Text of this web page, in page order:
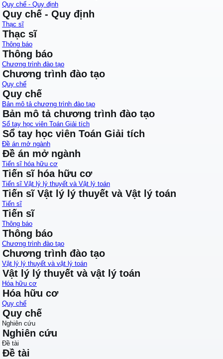
Quy chế - Quy định
Quy chế - Quy định
Thạc sĩ
Thạc sĩ
Thông báo
Thông báo
Chương trình đào tạo
Chương trình đào tạo
Quy chế
Quy chế
Bản mô tả chương trình đào tạo
Bản mô tả chương trình đào tạo
Sổ tay học viên Toán Giải tích
Sổ tay học viên Toán Giải tích
Đề án mở ngành
Đề án mở ngành
Tiến sĩ hóa hữu cơ
Tiến sĩ hóa hữu cơ
Tiến sĩ Vật lý lý thuyết và Vật lý toán
Tiến sĩ Vật lý lý thuyết và Vật lý toán
Tiến sĩ
Tiến sĩ
Thông báo
Thông báo
Chương trình đào tạo
Chương trình đào tạo
Vật lý lý thuyết và vật lý toán
Vật lý lý thuyết và vật lý toán
Hóa hữu cơ
Hóa hữu cơ
Quy chế
Quy chế
Nghiên cứu
Nghiên cứu
Đề tài
Đề tài